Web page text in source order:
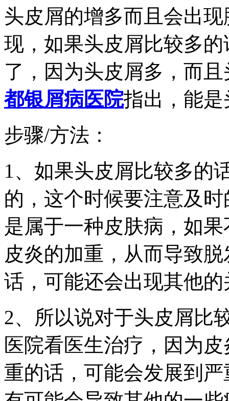
头皮屑的增多而且会出
现，如果头皮屑比较多
了，因为头皮屑多，而
都银屑病医院指出，能
步骤/方法：
1、如果头皮屑比较多的
的，这个时候要注意及
是属于一种皮肤病，如
皮炎的加重，从而导致
话，可能还会出现其他
2、所以说对于头皮屑比
医院看医生治疗，因为
重的话，可能会发展到